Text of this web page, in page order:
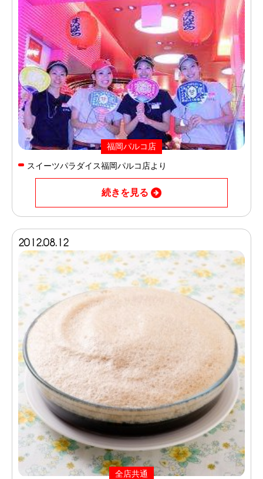
福岡パルコ店
スイーツパラダイス福岡パルコ店より
続きを見る
2012.08.12
全店共通